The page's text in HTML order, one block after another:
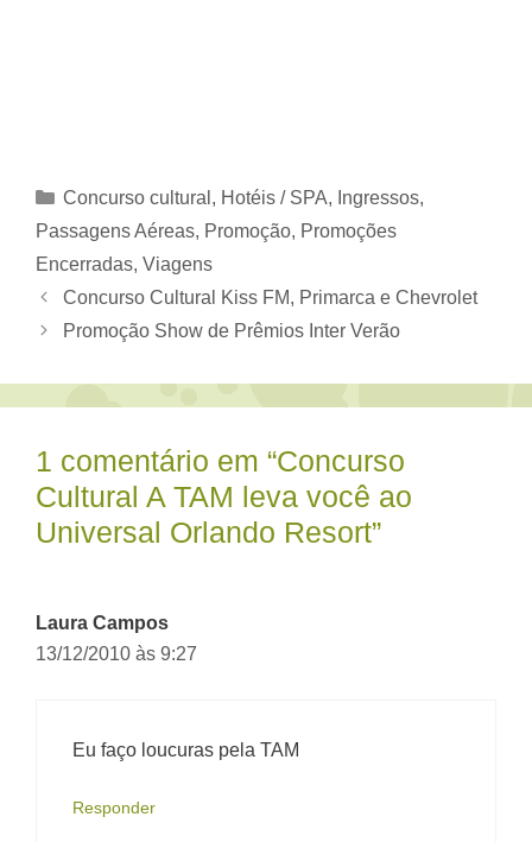
Categorias
Concurso cultural , Hotéis / SPA, Ingressos,
Passagens Aéreas, Promoção, Promoções
Encerradas, Viagens
Concurso Cultural Kiss FM, Primarca e Chevrolet
Promoção Show de Prêmios Inter Verão
1 comentário em “Concurso
Cultural A TAM leva você ao
Universal Orlando Resort”
Laura Campos
13/12/2010 às 9:27
Eu faço loucuras pela TAM
Responder